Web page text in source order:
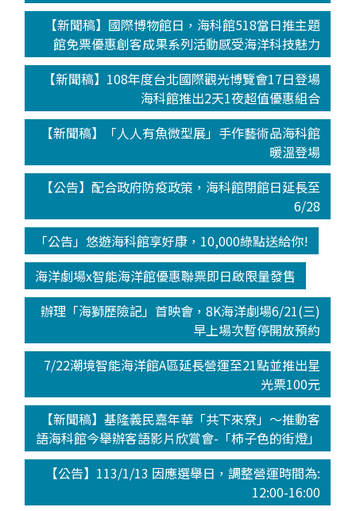
【新聞稿】國際博物館日，海科館518當日推主題
館免票優惠創客成果系列活動感受海洋科技魅力
【新聞稿】108年度台北國際觀光博覽會17日登場
海科館推出2天1夜超值優惠組合
【新聞稿】「人人有魚微型展」手作藝術品海科館
暖溫登場
【公告】配合政府防疫政策，海科館閉館日延長至
6/28
「公告」悠遊海科館享好康，10,000綠點送給你!
海洋劇場x智能海洋館優惠聯票即日啟限量發售
辦理「海獅歷險記」首映會，8K海洋劇場6/21(三)
早上場次暫停開放預約
7/22潮境智能海洋館A區延長營運至21點並推出星
光票100元
【新聞稿】基隆義民嘉年華「共下來尞」～推動客
語海科館今舉辦客語影片欣賞會-「柿子色的街燈」
【公告】113/1/13 因應選舉日，調整營運時間為:
12:00-16:00